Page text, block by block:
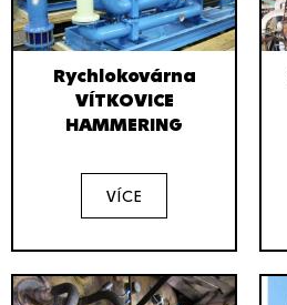
Rychlokovárna
VÍTKOVICE
HAMMERING
VÍCE